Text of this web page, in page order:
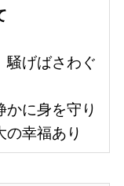
げばさわぐ
かに身を守り
の幸福あり